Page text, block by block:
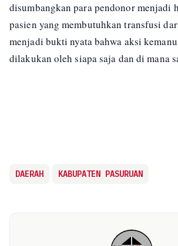
disumbangkan para pendonor menjadi
pasien yang membutuhkan transfusi
menjadi bukti nyata bahwa aksi
dilakukan oleh siapa saja dan di mana
DAERAH KABUPATEN PASURUAN